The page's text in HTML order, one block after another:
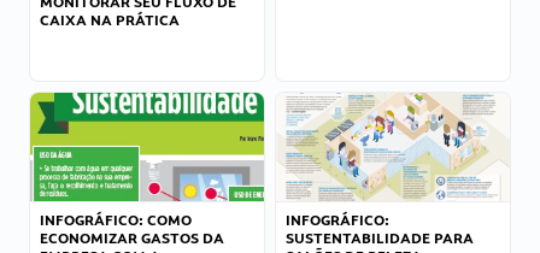
CAIXA NA PRÁTICA
INFOGRÁFICO: COMO
ECONOMIZAR GASTOS DA
INFOGRÁFICO:
SUSTENTABILIDADE PARA